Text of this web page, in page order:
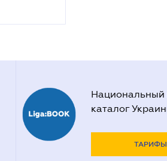
Национальный
каталог
ТАРИФЫ